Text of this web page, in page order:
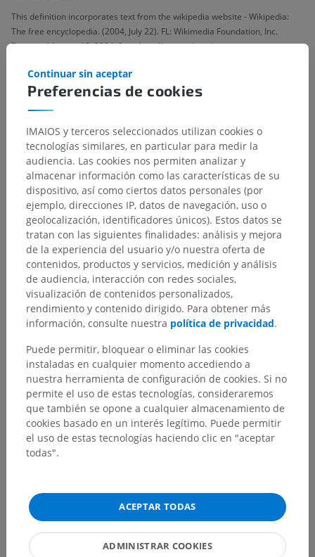
This definition incorporates text from the wikipedia website - Wikipedia:
The free encyclopedia. (2004, July 22). FL: Wikimedia Foundation, Inc.
Retrieved August 10, 2004, from http://www.wikipedia.org
Jerarquía anatómica
Anatomía humana 1
Anatomía sistémica> Sistema cardiovascular >
Corazón> Ostium secundum (Foramen oval)
Estructuras subyacentes:No hay estructuras
subyacentes correspondientes para esta parte
anatómica
Traducciones
¿Ha detectado un error?
No dude en sugerir una corrección, traducción o
mejora de contenido.
DESCARGAR LA APLICACIÓN
Preferencias de cookies
Continuar sin aceptar
IMAIOS y terceros seleccionados utilizan cookies o
tecnologías similares, en particular para medir la
audiencia. Las cookies nos permiten analizar y
almacenar información como las características de su
dispositivo, así como ciertos datos personales (por
ejemplo, direcciones IP, datos de navegación, uso o
geolocalización, identificadores únicos). Estos datos se
tratan con las siguientes finalidades: análisis y mejora
de la experiencia del usuario y/o nuestra oferta de
contenidos, productos y servicios, medición y análisis
de audiencia, interacción con redes sociales,
visualización de contenidos personalizados,
rendimiento y contenido dirigido. Para obtener más
información, consulte nuestra política de privacidad.
Puede permitir, bloquear o eliminar las cookies
instaladas en cualquier momento accediendo a
nuestra herramienta de configuración de cookies. Si no
permite el uso de estas tecnologías, consideraremos
que también se opone a cualquier almacenamiento de
cookies basado en un interés legítimo. Puede permitir
el uso de estas tecnologías haciendo clic en "aceptar
todas".
ACEPTAR TODAS
ADMINISTRAR COOKIES